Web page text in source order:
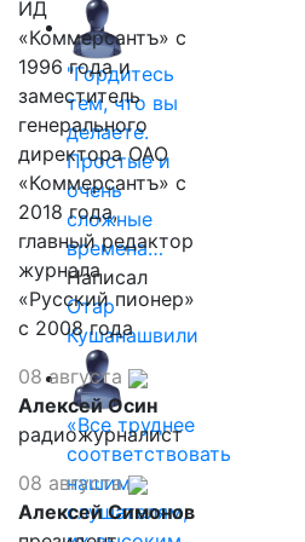
"Гордитесь
тем, что вы
делаете.
Простые и
очень
сложные
времена…
Написал
Отар
Кушанашвили
«Все труднее
соответствовать
нашим
слушателям,
ИД
«Коммерсантъ» с
1996 года и
заместитель
генерального
директора ОАО
«Коммерсантъ» с
2018 года,
главный редактор
журнала
«Русский пионер»
с 2008 года
08 августа
Алексей Осин
радиожурналист
08 августа
Алексей Симонов